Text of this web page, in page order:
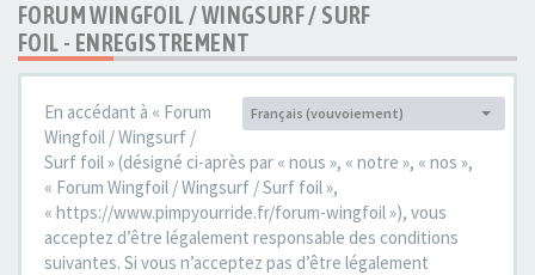
FORUM WINGFOIL / WINGSURF / SURF
FOIL - ENREGISTREMENT
Langue :
Français (vouvoiement)
En accédant à « Forum
Wingfoil / Wingsurf /
Surf foil » (désigné ci-après par « nous », « notre », « nos »,
« Forum Wingfoil / Wingsurf / Surf foil »,
« https://www.pimpyourride.fr/forum-wingfoil »), vous
acceptez d’être légalement responsable des conditions
suivantes. Si vous n’acceptez pas d’être légalement